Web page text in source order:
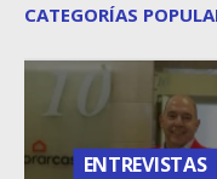
CATEGORÍAS
ENTREVISTAS